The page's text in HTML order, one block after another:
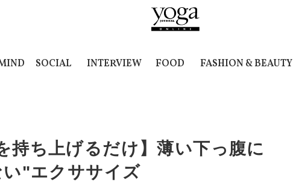
SOCIAL INTERVIEW FOOD FASHION & BEAUTY
持ち上げるだけ】薄い下っ腹に
"エクササイズ